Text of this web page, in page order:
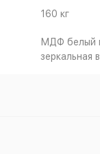
160 кг
МДФ белый
зеркальная